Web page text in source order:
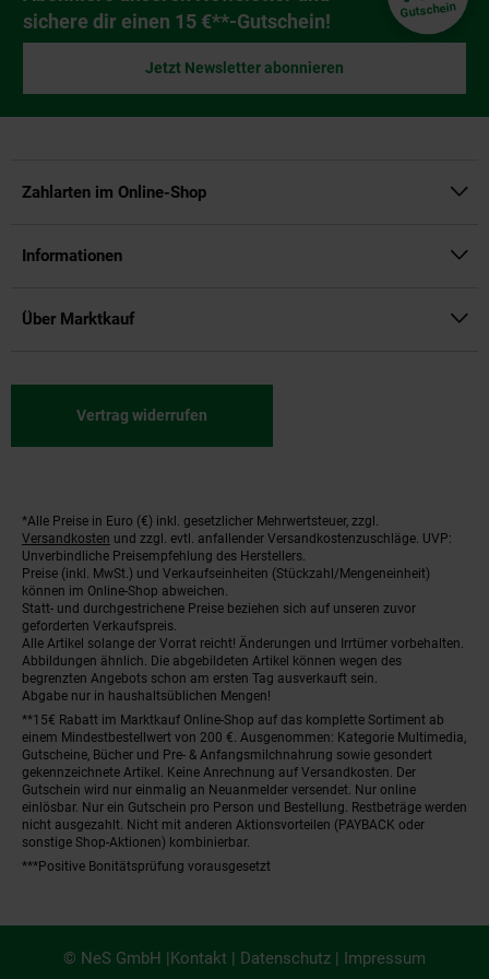
sichere dir einen 15 €**-Gutschein!
Gutschein
Jetzt Newsletter abonnieren
Zahlarten im Online-Shop
Informationen
Über Marktkauf
Vertrag widerrufen
Fußnoten
*Alle Preise in Euro (€) inkl. gesetzlicher Mehrwertsteuer, zzgl.
Versandkosten und zzgl. evtl. anfallender Versandkostenzuschläge. UVP:
Unverbindliche Preisempfehlung des Herstellers.
Preise (inkl. MwSt.) und Verkaufseinheiten (Stückzahl/Mengeneinheit)
können im Online-Shop abweichen.
Statt- und durchgestrichene Preise beziehen sich auf unseren zuvor
geforderten Verkaufspreis.
Alle Artikel solange der Vorrat reicht! Änderungen und Irrtümer vorbehalten.
Abbildungen ähnlich. Die abgebildeten Artikel können wegen des
begrenzten Angebots schon am ersten Tag ausverkauft sein.
Abgabe nur in haushaltsüblichen Mengen!
**15€ Rabatt im Marktkauf Online-Shop auf das komplette Sortiment ab
einem Mindestbestellwert von 200 €. Ausgenommen: Kategorie Multimedia,
Gutscheine, Bücher und Pre- & Anfangsmilchnahrung sowie gesondert
gekennzeichnete Artikel. Keine Anrechnung auf Versandkosten. Der
Gutschein wird nur einmalig an Neuanmelder versendet. Nur online
einlösbar. Nur ein Gutschein pro Person und Bestellung. Restbeträge werden
nicht ausgezahlt. Nicht mit anderen Aktionsvorteilen (PAYBACK oder
sonstige Shop-Aktionen) kombinierbar.
***Positive Bonitätsprüfung vorausgesetzt
© NeS GmbH |Kontakt | Datenschutz | Impressum